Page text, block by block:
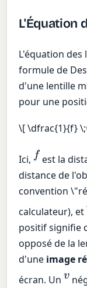
L'Équation
L'équation des
formule de
d'une lentille
pour une
\[ \dfrac{1}{f}
Ici, f est la
distance de
convention
calculateur), et
positif signifie
opposé de la
d'une image
écran. Unv